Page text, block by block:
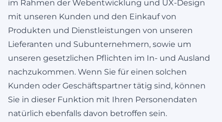
im Rahmen der Webentwicklung und UX-Design
mit unseren Kunden und den Einkauf von
Produkten und Dienstleistungen von unseren
Lieferanten und Subunternehmern, sowie um
unseren gesetzlichen Pflichten im In- und Ausland
nachzukommen. Wenn Sie für einen solchen
Kunden oder Geschäftspartner tätig sind, können
Sie in dieser Funktion mit Ihren Personendaten
natürlich ebenfalls davon betroffen sein.